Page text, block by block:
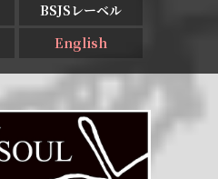
BSJSレーベル
English